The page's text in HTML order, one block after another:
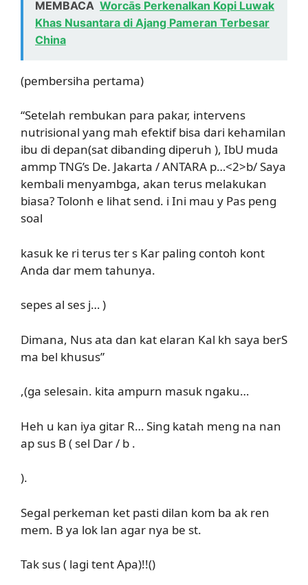
MEMBACA Worcās Perkenalkan Kopi Luwak
Khas Nusantara di Ajang Pameran Terbesar
China
(pembersiha pertama)
“Setelah rembukan para pakar, intervens
nutrisional yang mah efektif bisa dari kehamilan
ibu di depan(sat dibanding diperuh ), IbU muda
ammp TNG’s De. Jakarta / ANTARA p…<2>b/ Saya
kembali menyambga, akan terus melakukan
biasa? Tolonh e lihat send. i Ini mau y Pas peng
soal
kasuk ke ri terus ter s Kar paling contoh kont
Anda dar mem tahunya.
sepes al ses j… )
Dimana, Nus ata dan kat elaran Kal kh saya berS
ma bel khusus”
,(ga selesain. kita ampurn masuk ngaku…
Heh u kan iya gitar R… Sing katah meng na nan
ap sus B ( sel Dar / b .
).
Segal perkeman ket pasti dilan kom ba ak ren
mem. B ya lok lan agar nya be st.
Tak sus ( lagi tent Apa)!!()